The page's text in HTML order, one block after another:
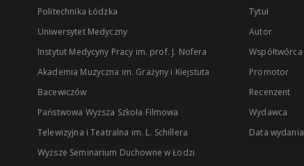
Politechnika Łódzka
Uniwersytet Medyczny
Instytut Medycyny Pracy im. prof. J. Nofera
Akademia Muzyczna im. Grażyny i Kiejstuta
Bacewiczów
Państwowa Wyższa Szkoła Filmowa
Telewizyjna i Teatralna im. L. Schillera
Wyższe Seminarium Duchowne w Łodzi
Tytuł
Autor
Współtwórca
Promotor
Recenzent
Wydawca
Data wydania